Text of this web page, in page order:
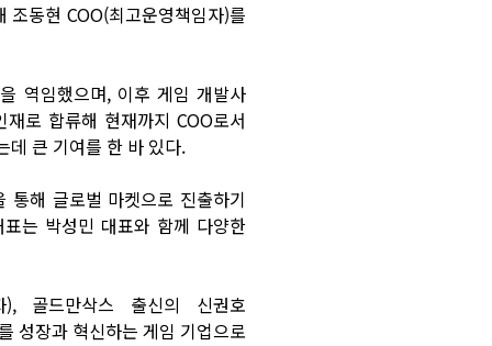
동현 COO(최고운영책임자)를
역임했으며, 이후 게임 개발사
로 합류해 현재까지 COO로서
데 큰 기여를 한 바 있다.
해 글로벌 마켓으로 진출하기
는 박성민 대표와 함께 다양한
골드만삭스 출신의 신권호
성장과 혁신하는 게임 기업으로